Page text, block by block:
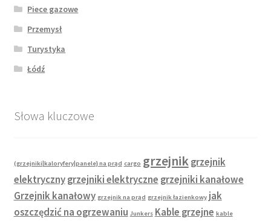
Piece gazowe
Przemysł
Turystyka
Łódź
Słowa kluczowe
(grzejniki|kaloryfery|panele} na prąd cargo grzejnik grzejnik
elektryczny grzejniki elektryczne grzejniki kanałowe
Grzejnik kanałowy grzejnik na prąd grzejnik łazienkowy jak
oszczędzić na ogrzewaniu Junkers Kable grzejne kable